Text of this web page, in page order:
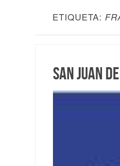
ETIQUETA:
San Juan